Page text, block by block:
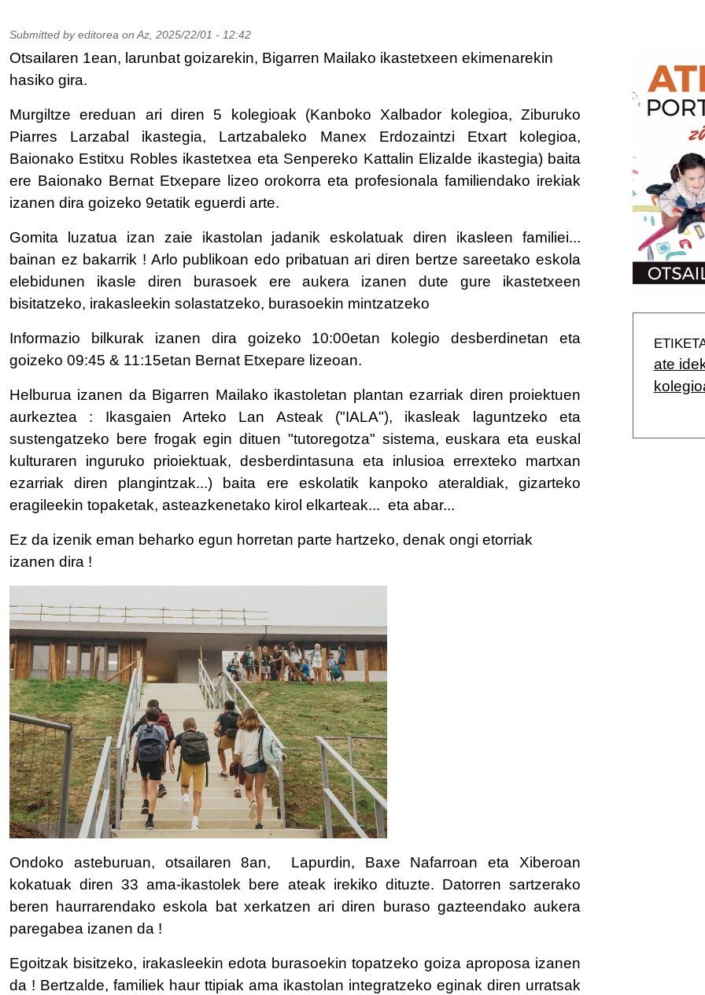
Submitted by editorea onAz, 2025/22/01 - 12:42
Otsailaren 1ean, larunbat goizarekin, Bigarren Mailako ikastetxeen ekimenarekin
hasiko gira.
Murgiltze ereduan ari diren 5 kolegioak (Kanboko Xalbador kolegioa, Ziburuko
Piarres Larzabal ikastegia, Lartzabaleko Manex Erdozaintzi Etxart kolegioa,
Baionako Estitxu Robles ikastetxea eta Senpereko Kattalin Elizalde ikastegia) baita
ere Baionako Bernat Etxepare lizeo orokorra eta profesionala familiendako irekiak
izanen dira goizeko 9etatik eguerdi arte.
Gomita luzatua izan zaie ikastolan jadanik eskolatuak diren ikasleen familiei...
bainan ez bakarrik ! Arlo publikoan edo pribatuan ari diren bertze sareetako eskola
elebidunen ikasle diren burasoek ere aukera izanen dute gure ikastetxeen
bisitatzeko, irakasleekin solastatzeko, burasoekin mintzatzeko
Informazio bilkurak izanen dira goizeko 10:00etan kolegio desberdinetan eta
goizeko 09:45 & 11:15etan Bernat Etxepare lizeoan.
Helburua izanen da Bigarren Mailako ikastoletan plantan ezarriak diren proiektuen
aurkeztea : Ikasgaien Arteko Lan Asteak ("IALA"), ikasleak laguntzeko eta
sustengatzeko bere frogak egin dituen "tutoregotza" sistema, euskara eta euskal
kulturaren inguruko prioiektuak, desberdintasuna eta inlusioa errexteko martxan
ezarriak diren plangintzak...) baita ere eskolatik kanpoko ateraldiak, gizarteko
eragileekin topaketak, asteazkenetako kirol elkarteak... eta abar...
Ez da izenik eman beharko egun horretan parte hartzeko, denak ongi etorriak
izanen dira !
Ondoko asteburuan, otsailaren 8an, Lapurdin, Baxe Nafarroan eta Xiberoan
kokatuak diren 33 ama-ikastolek bere ateak irekiko dituzte. Datorren sartzerako
beren haurrarendako eskola bat xerkatzen ari diren buraso gazteendako aukera
paregabea izanen da !
Egoitzak bisitzeko, irakasleekin edota burasoekin topatzeko goiza aproposa izanen
da ! Bertzalde, familiek haur ttipiak ama ikastolan integratzeko eginak diren urratsak
ate